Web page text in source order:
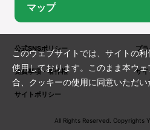
マップ
公式SNSポリシー プ
免責事項・著作権 サ
サイトポリシー
All Rights Reserved. Copyrights
このウェブサイトでは、サイトの
使用しております。このまま本ウ
合、クッキーの使用に同意いただい